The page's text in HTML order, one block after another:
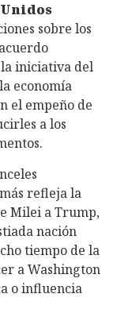
sobre los
iniciativa del
economía
el empeño de
a los
refleja la
Milei a Trump,
nación
tiempo de la
a Washington
o influencia